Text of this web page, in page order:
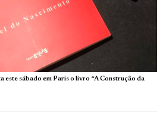
este sábado em Paris o livro “A Construção da